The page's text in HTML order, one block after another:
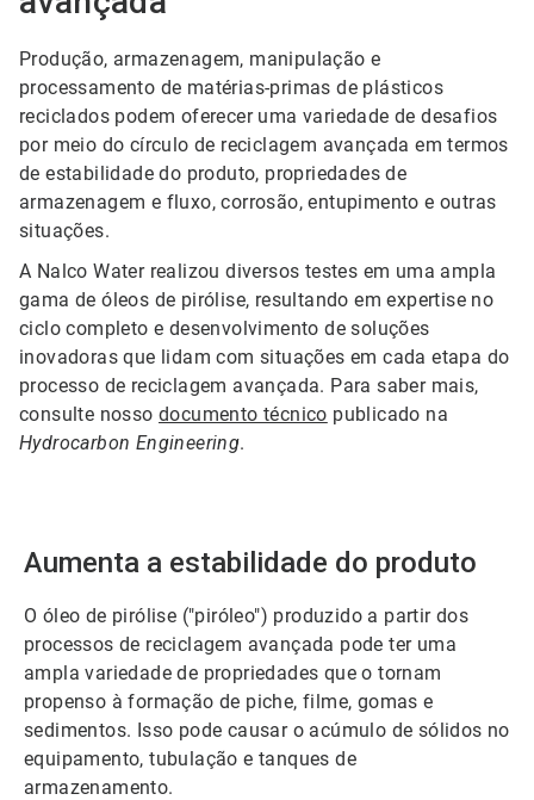
Produção, armazenagem, manipulação e
processamento de matérias-primas de plásticos
reciclados podem oferecer uma variedade de desafios
por meio do círculo de reciclagem avançada em termos
de estabilidade do produto, propriedades de
armazenagem e fluxo, corrosão, entupimento e outras
situações.
A Nalco Water realizou diversos testes em uma ampla
gama de óleos de pirólise, resultando em expertise no
ciclo completo e desenvolvimento de soluções
inovadoras que lidam com situações em cada etapa do
processo de reciclagem avançada. Para saber mais,
consulte nossodocumento técnico publicado na
Hydrocarbon Engineering.
Aumenta a estabilidade do produto
O óleo de pirólise ("piróleo") produzido a partir dos
processos de reciclagem avançada pode ter uma
ampla variedade de propriedades que o tornam
propenso à formação de piche, filme, gomas e
sedimentos. Isso pode causar o acúmulo de sólidos no
equipamento, tubulação e tanques de
armazenamento.